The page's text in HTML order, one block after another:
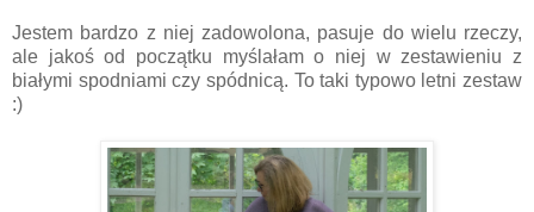
Jestem bardzo z niej zadowolona, pasuje do wielu rzeczy,
ale jakoś od początku myślałam o niej w zestawieniu z
białymi spodniami czy spódnicą. To taki typowo letni zestaw
:)